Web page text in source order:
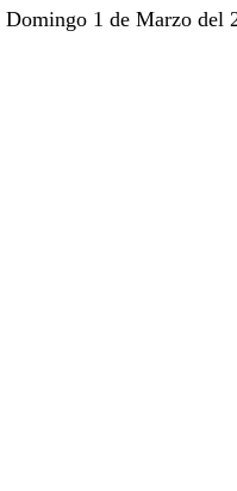
Domingo 1 de Marzo del